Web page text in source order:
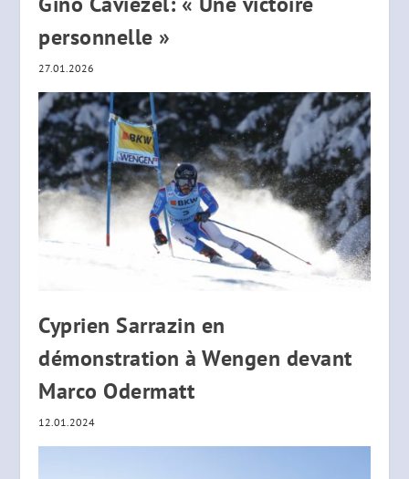
personnelle »
27.01.2026
Cyprien Sarrazin en
démonstration à Wengen devant
Marco Odermatt
12.01.2024